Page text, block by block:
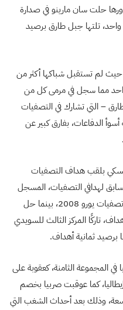
حلت سان مارينو في صدارة
تلتها جبل طارق برصيد
حيث لم تستقبل شباكها أكثر من
مما سجل في مرمى كل من
– التي تشارك في التصفيات
في خانة أسوأ الدفاعات، بفارق كبير عن
بلقب هداف التصفيات
السابق لهدافي التصفيات، المسجل
باسم الإيرلندي الشمالي دافي هيلي خلال تصفيات يورو 2008، بينما حل
تاركًا المركز الثالث للسويدي
برصيد ثمانية أهداف.
المجموعة الثامنة، كعقوبة على
كما عوقبت صربيا بخصم
وذلك بعد أحداث الشغب التي